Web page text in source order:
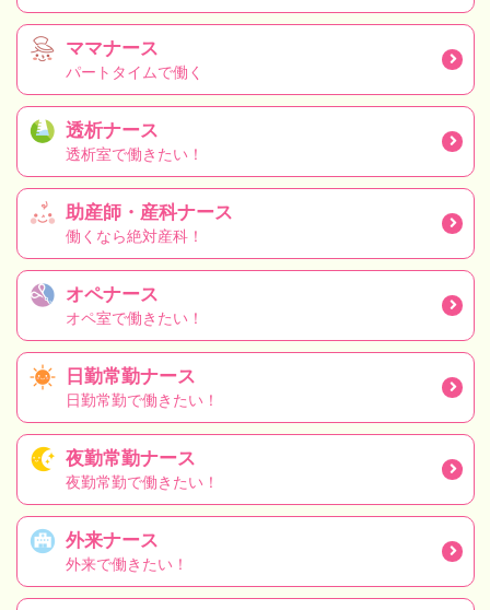
ママナース
パートタイムで働く
透析ナース
透析室で働きたい！
助産師・産科ナース
働くなら絶対産科！
オペナース
オペ室で働きたい！
日勤常勤ナース
日勤常勤で働きたい！
夜勤常勤ナース
夜勤常勤で働きたい！
外来ナース
外来で働きたい！